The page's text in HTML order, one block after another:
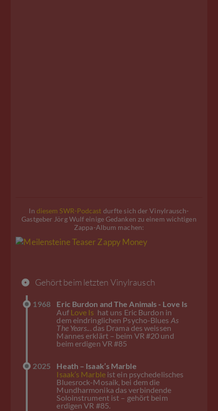
In diesem SWR-Podcast durfte sich der Vinylrausch-
Gastgeber Jörg Wulf einige Gedanken zu einem wichtigen
Zappa-Album machen:
Gehört beim letzten Vinylrausch
1968
Eric Burdon and The Animals - Love Is
Auf Love Is hat uns Eric Burdon in
dem eindringlichen Psycho-Blues As
The Years... das Drama des weissen
Mannes erklärt – beim VR #20 und
beim erdigen VR #85
2025
Heath – Isaak’s Marble
Isaak’s Marbleist ein psychedelisches
Bluesrock-Mosaik, bei dem die
Mundharmonika das verbindende
Soloinstrument ist – gehört beim
erdigen VR #85.